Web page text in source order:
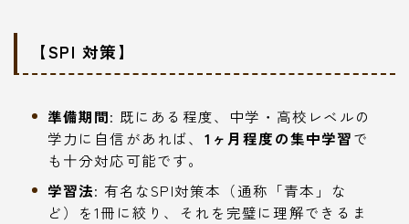
【SPI 対策】
準備期間: 既にある程度、中学・高校レベルの
学力に自信があれば、 1ヶ月程度の集中学習で
も十分対応可能です。
学習法: 有名なSPI対策本（通称「青本」な
ど）を1冊に絞り、それを完璧に理解できるま